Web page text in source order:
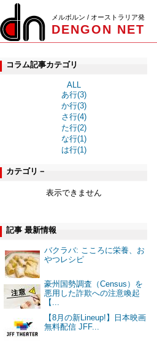
メルボルン / オーストラリア発
DENGON NET
コラム記事カテゴリ
ALL
あ行(3)
か行(3)
さ行(4)
た行(2)
な行(1)
は行(1)
カテゴリ－
表示できません
記事 最新情報
バクラバ: こころに栄養、お
やつレシピ
豪州国勢調査（Census）を
悪用した詐欺への注意喚起
【...
【8月の新Lineup!】日本映画
無料配信 JFF...